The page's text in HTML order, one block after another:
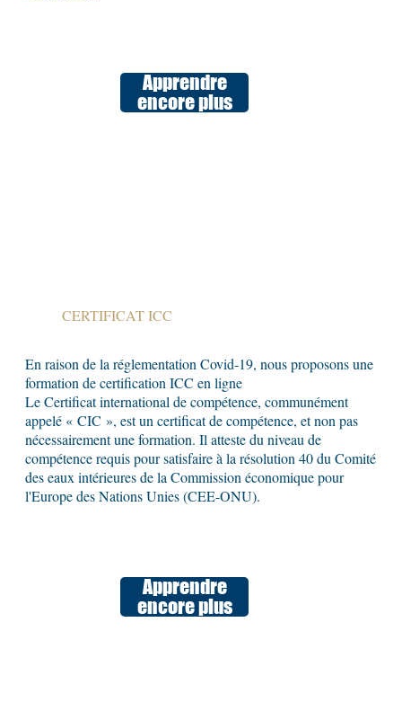
Apprendre
encore plus
CERTIFICAT ICC
En raison de la réglementation Covid-19, nous proposons une
formation de certification ICC en ligne
Le Certificat international de compétence, communément
appelé « CIC », est un certificat de compétence, et non pas
nécessairement une formation. Il atteste du niveau de
compétence requis pour satisfaire à la résolution 40 du Comité
des eaux intérieures de la Commission économique pour
l'Europe des Nations Unies (CEE-ONU).
Apprendre
encore plus